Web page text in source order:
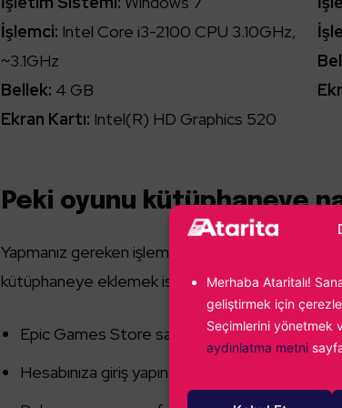
Merhaba Ataritalı!
geliştirmek için
Seçimlerini yönetmek
aydınlatma metni
İşlemci: Intel Core i3-2100 CPU 3.10GHz,
~3.1GHz
Bellek: 4 GB
Ekran Kartı: Intel(R) HD Graphics 520
Peki oyunu kütüphaneye
Yapmanız gereken işlem oldukça basit. Şayet
kütüphaneye eklemek istiyorsanız aşağıdaki
Epic Games Store sayfasınaburadangidin.
Hesabınıza giriş yapın. Şayet yoksa yeni bir